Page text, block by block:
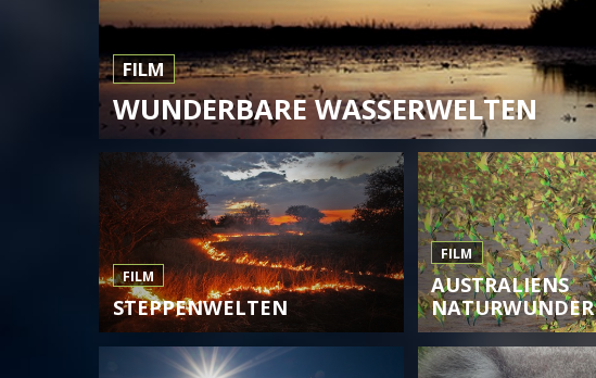
FILM
WUNDERBARE WASSERWELTEN
FILM
STEPPENWELTEN
FILM
AUSTRALIENS
NATURWUNDER